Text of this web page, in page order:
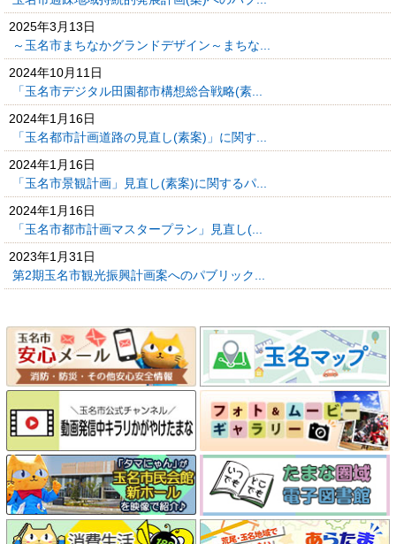
2025年3月13日
～玉名市まちなかグランドデザイン～まちな...
2024年10月11日
「玉名市デジタル田園都市構想総合戦略(素...
2024年1月16日
「玉名都市計画道路の見直し(素案)」に関す...
2024年1月16日
「玉名市景観計画」見直し(素案)に関するパ...
2024年1月16日
「玉名市都市計画マスタープラン」見直し(...
2023年1月31日
第2期玉名市観光振興計画案へのパブリック...